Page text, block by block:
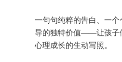
一句句纯粹的告白、一
导的独特价值——让孩子
心理成长的生动写照。